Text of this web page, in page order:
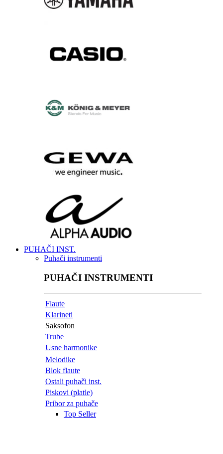
PUHAČI INST.
Puhači instrumenti
PUHAČI INSTRUMENTI
Flaute
Klarineti
Saksofon
Trube
Usne harmonike
Melodike
Blok flaute
Ostali puhači inst.
Piskovi (platle)
Pribor za puhače
Top Seller